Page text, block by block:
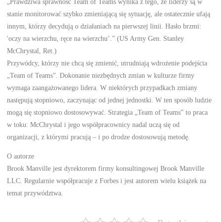
stanie monitorować szybko zmieniającą się sytuację, ale ostatecznie ufają
innym, którzy decydują o działaniach na pierwszej linii. Hasło brzmi:
'oczy na wierzchu, ręce na wierzchu’.” (US Army Gen. Stanley
McChrystal, Ret.)
Przywódcy, którzy nie chcą się zmienić, utrudniają wdrożenie podejścia
„Team of Teams”. Dokonanie niezbędnych zmian w kulturze firmy
wymaga zaangażowanego lidera. W niektórych przypadkach zmiany
następują stopniowo, zaczynając od jednej jednostki. W ten sposób ludzie
mogą się stopniowo dostosowywać. Strategia „Team of Teams” to praca
w toku: McChrystal i jego współpracownicy nadal uczą się od
organizacji, z którymi pracują – i po drodze dostosowują metodę.
O autorze
Brook Manville jest dyrektorem firmy konsultingowej Brook Manville
LLC. Regularnie współpracuje z Forbes i jest autorem wielu książek na
temat przywództwa.